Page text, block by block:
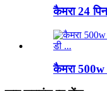
कैमरा 24
कैमरा